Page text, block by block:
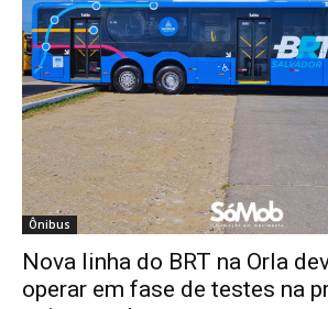
Ônibus
Nova linha do BRT na Orla
operar em fase de testes na